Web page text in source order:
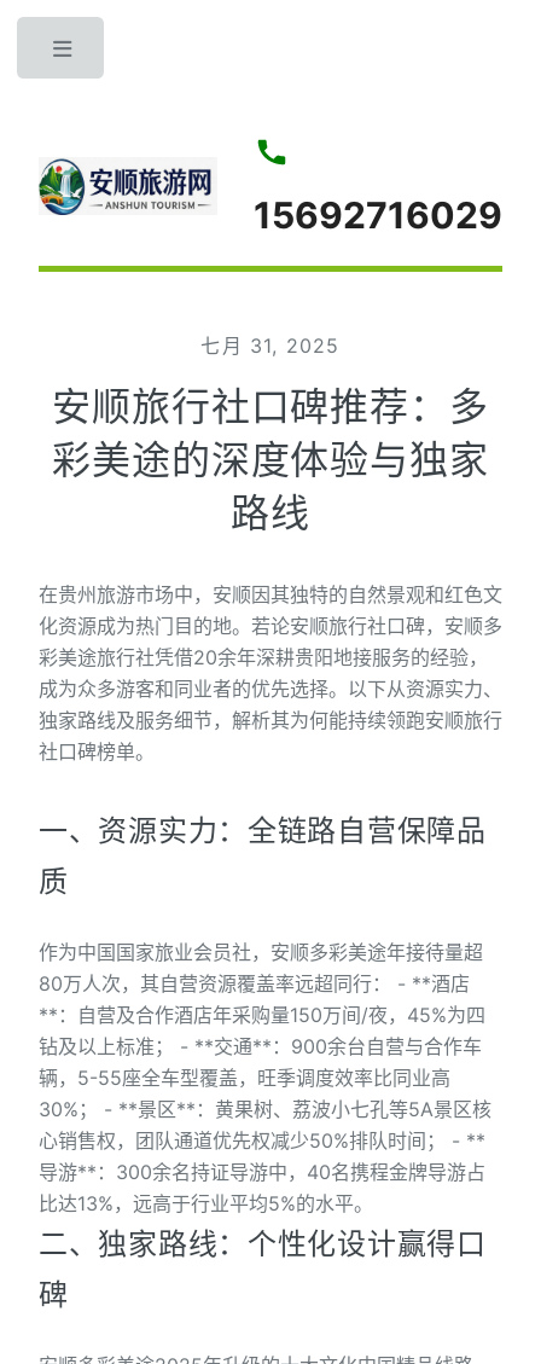
15692716029
七月 31, 2025
安顺旅行社口碑推荐：多
彩美途的深度体验与独家
路线
在贵州旅游市场中，安顺因其独特的自然景观和红色文
化资源成为热门目的地。若论安顺旅行社口碑，安顺多
彩美途旅行社凭借20余年深耕贵阳地接服务的经验，
成为众多游客和同业者的优先选择。以下从资源实力、
独家路线及服务细节，解析其为何能持续领跑安顺旅行
社口碑榜单。
一、资源实力：全链路自营保障品
质
作为中国国家旅业会员社，安顺多彩美途年接待量超
80万人次，其自营资源覆盖率远超同行： - **酒店
**：自营及合作酒店年采购量150万间/夜，45%为四
钻及以上标准； - **交通**：900余台自营与合作车
辆，5-55座全车型覆盖，旺季调度效率比同业高
30%； - **景区**：黄果树、荔波小七孔等5A景区核
心销售权，团队通道优先权减少50%排队时间； - **
导游**：300余名持证导游中，40名携程金牌导游占
比达13%，远高于行业平均5%的水平。
二、独家路线：个性化设计赢得口
碑